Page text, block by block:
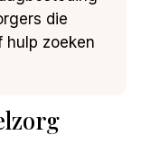
die
hulp zoeken